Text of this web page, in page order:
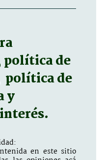
de
de
y
en este sitio